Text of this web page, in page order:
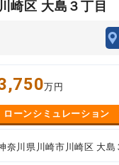
崎区 大島３丁目
万円
ローンシミュレーション
奈川県川崎市川崎区 大島